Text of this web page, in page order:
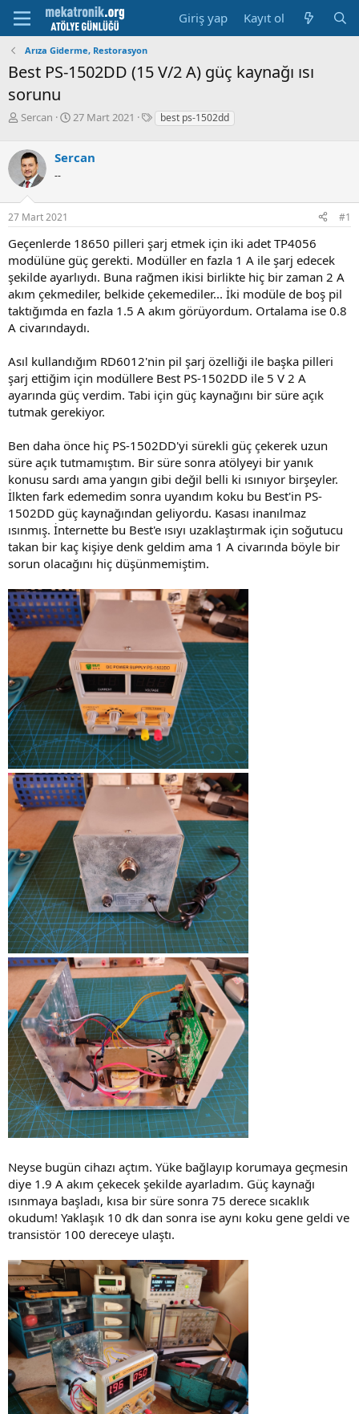
Giriş yap Kayıt ol
Arıza Giderme, Restorasyon
Best PS-1502DD (15 V/2 A) güç kaynağı ısı
sorunu
K
u
y
u
b
a
ş
l
a
t
a
n
Sercan
B
l
a
a
r
i
h
i
27 Mart 2021
E
l
r
best ps-1502dd
Sercan
--
27 Mart 2021 #1
Geçenlerde 18650 pilleri şarj etmek için iki adet TP4056
modülüne güç gerekti. Modüller en fazla 1 A ile şarj edecek
şekilde ayarlıydı. Buna rağmen ikisi birlikte hiç bir zaman 2 A
akım çekmediler, belkide çekemediler... İki modüle de boş pil
taktığımda en fazla 1.5 A akım görüyordum. Ortalama ise 0.8
A civarındaydı.
Asıl kullandığım RD6012'nin pil şarj özelliği ile başka pilleri
şarj ettiğim için modüllere Best PS-1502DD ile 5 V 2 A
ayarında güç verdim. Tabi için güç kaynağını bir süre açık
tutmak gerekiyor.
Ben daha önce hiç PS-1502DD'yi sürekli güç çekerek uzun
süre açık tutmamıştım. Bir süre sonra atölyeyi bir yanık
konusu sardı ama yangın gibi değil belli ki ısınıyor birşeyler.
İlkten fark edemedim sonra uyandım koku bu Best'in PS-
1502DD güç kaynağından geliyordu. Kasası inanılmaz
ısınmış. İnternette bu Best'e ısıyı uzaklaştırmak için soğutucu
takan bir kaç kişiye denk geldim ama 1 A civarında böyle bir
sorun olacağını hiç düşünmemiştim.
Neyse bugün cihazı açtım. Yüke bağlayıp korumaya geçmesin
diye 1.9 A akım çekecek şekilde ayarladım. Güç kaynağı
ısınmaya başladı, kısa bir süre sonra 75 derece sıcaklık
okudum! Yaklaşık 10 dk dan sonra ise aynı koku gene geldi ve
transistör 100 dereceye ulaştı.